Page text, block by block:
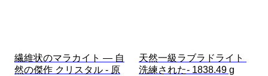
繊維状のマラカイト — 自
然の傑作 クリスタル - 原
天然一級ラブラドライト
洗練された- 1838.49 g